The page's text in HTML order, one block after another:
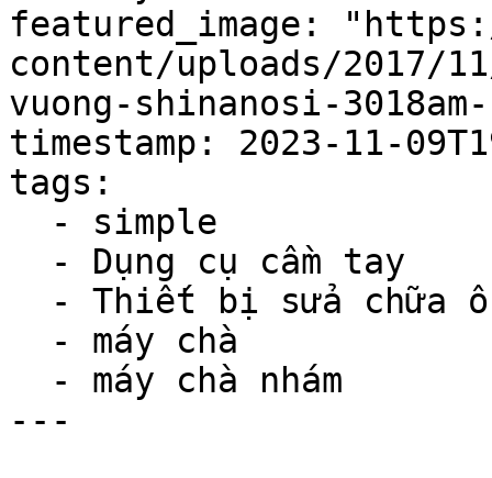
featured_image:
content/uploads/2017/11/
vuong-shinanosi-
timestamp: 2023-11-
tags:
---